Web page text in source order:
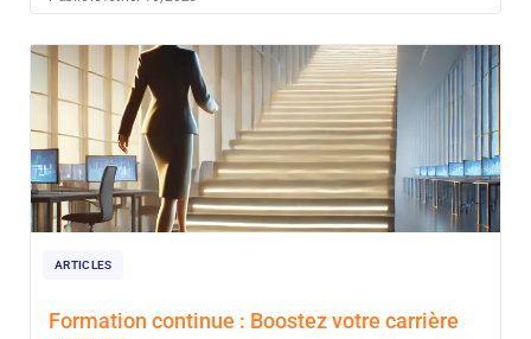
ARTICLES
Formation continue : Boostez votre carrière